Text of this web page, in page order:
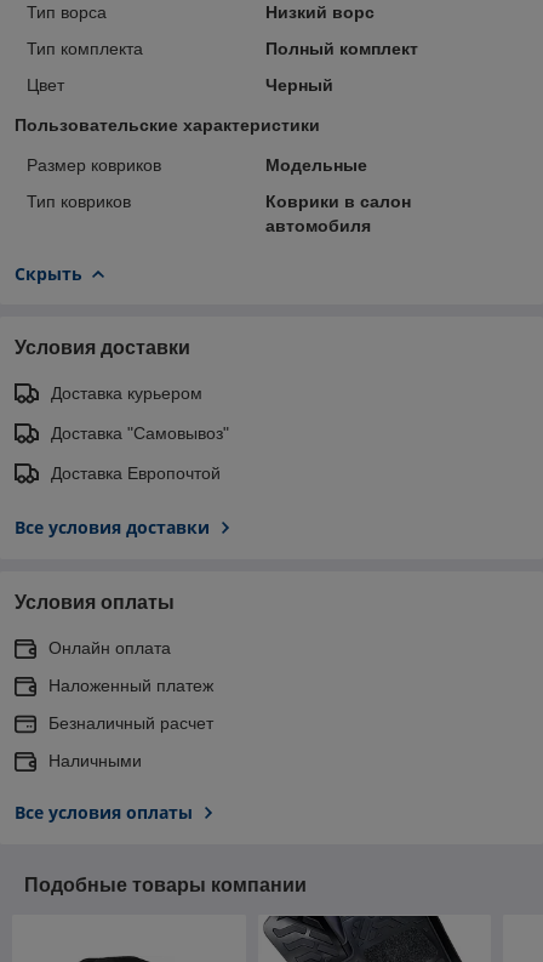
Тип ворса
Низкий ворс
Тип комплекта
Полный комплект
Цвет
Черный
Пользовательские характеристики
Размер ковриков
Модельные
Тип ковриков
Коврики в салон
автомобиля
Скрыть
Условия доставки
Доставка курьером
Доставка "Самовывоз"
Доставка Европочтой
Все условия доставки
Условия оплаты
Онлайн оплата
Наложенный платеж
Безналичный расчет
Наличными
Все условия оплаты
Подобные товары компании